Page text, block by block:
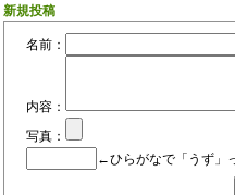
新規投稿
名前：
内容：
写真：
←ひらがなで「うず」